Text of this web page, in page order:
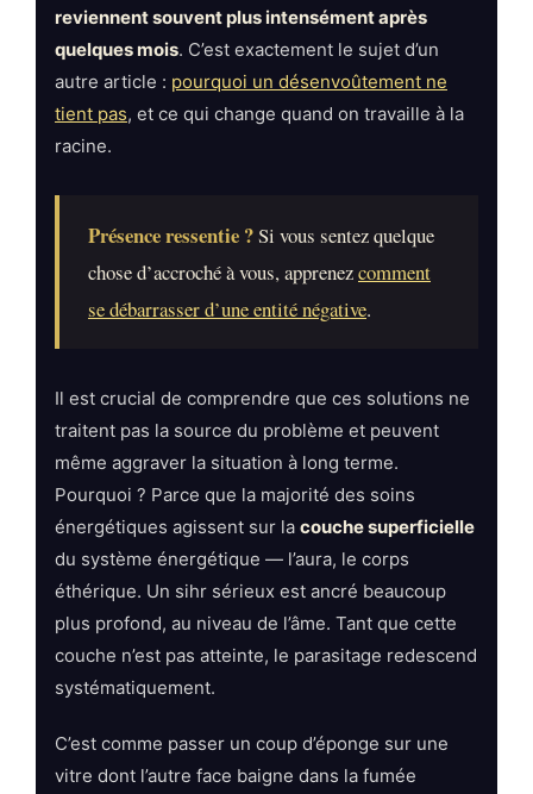
reviennent souvent plus intensément après
quelques mois. C’est exactement le sujet d’un
autre article : pourquoi un désenvoûtement ne
tient pas, et ce qui change quand on travaille à la
racine.
Présence ressentie ?Si vous sentez quelque
chose d’accroché à vous, apprenezcomment
se débarrasser d’une entité négative.
Il est crucial de comprendre que ces solutions ne
traitent pas la source du problème et peuvent
même aggraver la situation à long terme.
Pourquoi ? Parce que la majorité des soins
énergétiques agissent sur la couche superficielle
du système énergétique — l’aura, le corps
éthérique. Un sihr sérieux est ancré beaucoup
plus profond, au niveau de l’âme. Tant que cette
couche n’est pas atteinte, le parasitage redescend
systématiquement.
C’est comme passer un coup d’éponge sur une
vitre dont l’autre face baigne dans la fumée